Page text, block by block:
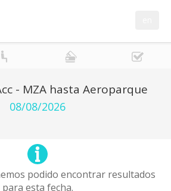
- MZA hasta Aeroparque
08/08/2026
podido encontrar resultados
para esta fecha.